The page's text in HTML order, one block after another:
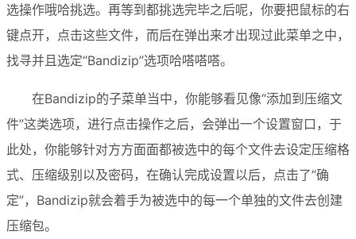
选操作哦哈挑选。再等到都挑选完毕之后呢，你要把鼠标的右
键点开，点击这些文件，而后在弹出来才出现过此菜单之中，
找寻并且选定“Bandizip”选项哈嗒嗒嗒。
在Bandizip的子菜单当中，你能够看见像“添加到压缩文
件”这类选项，进行点击操作之后，会弹出一个设置窗口，于
此处，你能够针对方方面面都被选中的每个文件去设定压缩格
式、压缩级别以及密码，在确认完成设置以后，点击了“确
定”，Bandizip就会着手为被选中的每一个单独的文件去创建
压缩包。